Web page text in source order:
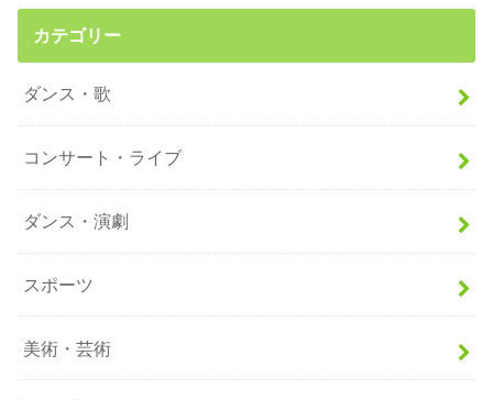
カテゴリー
ダンス・歌
コンサート・ライブ
ダンス・演劇
スポーツ
美術・芸術